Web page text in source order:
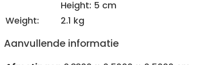
Height: 5 cm
Weight:
2.1 kg
Aanvullende informatie